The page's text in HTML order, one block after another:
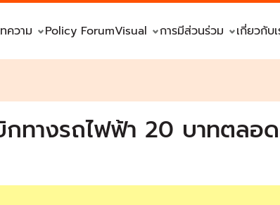
ความ Policy ForumVisual การมีส่วนร่วม เกี่ยวกับเ
กทางรถไฟฟ้า 20 บาทตลอ